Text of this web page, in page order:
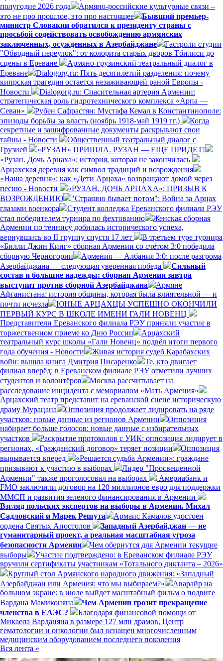
полугодие 2026 года
Армяно-российские культурные связи –
это не про прошлое, это про настоящее
Бывший премьер-
министр Словакии обратился к президенту страны с
просьбой содействовать освобождению армянских
заключенных, осужденных в Азербайджане
Гастроли студии
"Обводный переулок": от колорита старых дворов Тбилиси до
сцены в Ереване
Армяно-грузинский театральный диалог в
Ереване
Dialogorg.ru: Пять десятилетий разделения: почему
кипрская трагедия остается незаживающей раной Европы -
Новости
Dialogorg.ru: Спасительная артерия Армении:
стратегическая роль гидротехнического комплекса «Арпа —
Севан»
Рубен Сафрастян: Мустафа Кемал в Константинополе:
эпизоды борьбы за власть (ноябрь 1918-май 1919 гг.)
Когда
секретные и зашифрованные документы раскрывают свои
тайны - Новости
Общественный театральный диалог с
Грузией
«РУЗАН» ПРИШЛА. РУЗАН — ЕЩЕ ПРИДЕТ!
«Рузан. Дочь Арцаха»: история, которая не закончилась
Арцахская деревня как символ традиций и возрождения
«Наша деревня»: как «Дети Арцаха» возвращают домой через
песню - Новости
«РУЗАН. ДОЧЬ АРЦАХА»: ПРИЗЫВ К
ВОЗРОЖДЕНИЮ
"Страшно бывает потом": Война за Арцах
глазами военкора
Студент колледжа Ереванского филиала РЭУ
стал победителем турнира по фехтованию
Женская сборная
Армении по теннису добилась исторического успеха,
вернувшись во II группу спустя 17 лет
В третьем туре турнира
«Билли Джин Кинг» сборная Армении со счётом 3:0 победила
сборную Черногории
Армения — Албания 3:0: после разгрома
Азербайджана — следующая уверенная победа
Сильный
состав и большие надежды: сборная Армении завтра
выступит против сборной Азербайджана
Армяне
Афганистана: история общины, которая была влиятельной — и
почти исчезла
ЮНЫЕ АРЦАХЦЫ УСПЕШНО ОКОНЧИЛИ
ПЕРВЫЙ КУРС В ШКОЛЕ ИМЕНИ ГАЛИ НОВЕНЦ
Представители Ереванского филиала РЭУ приняли участие в
торжественном приеме ко Дню России
Арцахский
театральный курс школы «Гали Новенц» подвёл итоги первого
года обучения - Новости
Живая история судеб Карабахских
войн: вышла книга Дмитрия Писаренко
Те, кто двигает
филиал вперёд: в Ереванском филиале РЭУ отметили лучших
студентов и волонтёров
Москва рассчитывает на
расследование инцидента с мемориалом «Мать Армения»
Арцахский театр представит на ереванской сцене историческую
драму Мурацана
Оппозиция продолжает лидировать на ряде
участков: новые данные из регионов Армении
Оппозиция
набирает больше голосов: новые данные с избирательных
участков
Раскрытие протоколов с УИК: оппозиция лидирует в
регионах, «Гражданский договор» теряет позиции
Оппозиция
вырывается вперед
«Решается судьба Армении»: граждане
призывают к участию в выборах
Лидер "Просвещенной
Армении" также проголосовал на выборах
Америабанк и
FMO заключили договор на 120 миллионов евро для поддержки
ММСП и развития зеленого финансирования в Армении
Взгляд польских экспертов на выборы в Армении. Михал
Садловский и Марек Решута
Армаис Камалов удостоен
ордена Святых Апостолов
Западный Азербайджан — не
гуманитарный проект, а реальная масштабная угроза
безопасности Армении
Чем обернутся для Армении текущие
выборы
Участие подтверждено: в Ереванском филиале РЭУ
вручили сертификаты участникам «Тотального диктанта – 2026»
Круглый стол Армянского народного движения: «Западный
Азербайджан или Армения: что мы выбираем?»
Аварайр на
большом экране: в июле выйдет масштабный фильм о подвиге
Вардана Мамиконяна
Чем Армении грозит прекращение
членства в ЕАЭС?
Благодаря финансовой помощи от
Микаела Варданяна в размере 127 млн драмов, Центр
гематологии и онкологии был оснащен многочисленным
медицинским оборудованием последнего поколения
Вся лента »